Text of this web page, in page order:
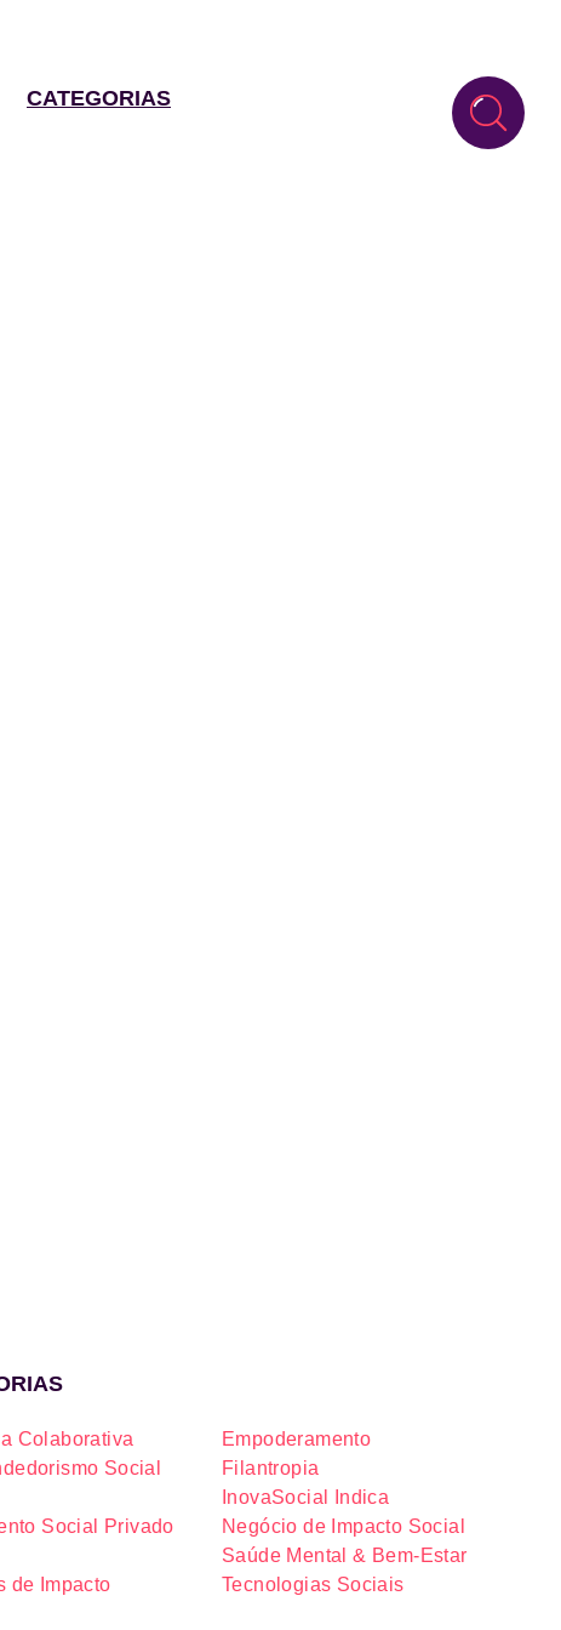
CATEGORIAS
Colaborativa
Empoderamento
Social
Filantropia
InovaSocial Indica
Social Privado
Negócio de Impacto Social
Saúde Mental & Bem-Estar
de Impacto
Tecnologias Sociais